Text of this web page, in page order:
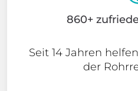
860+
Seit 14 Jahren
der